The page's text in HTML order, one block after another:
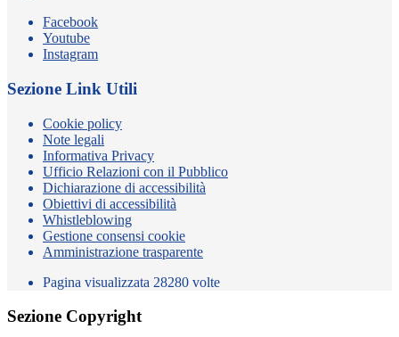
Facebook
Youtube
Instagram
Sezione Link Utili
Cookie policy
Note legali
Informativa Privacy
Ufficio Relazioni con il Pubblico
Dichiarazione di accessibilità
Obiettivi di accessibilità
Whistleblowing
Gestione consensi cookie
Amministrazione trasparente
Pagina visualizzata 28280 volte
Sezione Copyright